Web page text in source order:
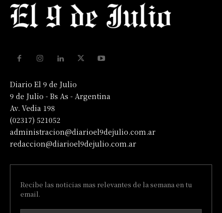
Diario El 9 de Julio
9 de Julio - Bs As - Argentina
Av. Vedia 198
(02317) 521052
administracion@diarioel9dejulio.com.ar
redaccion@diarioel9dejulio.com.ar
Recibe las noticias mas relevantes de la semana en tu
email.